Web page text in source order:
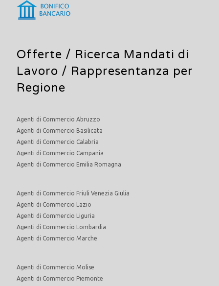
Offerte / Ricerca Mandati di
Lavoro / Rappresentanza per
Regione
Agenti di Commercio Abruzzo
Agenti di Commercio Basilicata
Agenti di Commercio Calabria
Agenti di Commercio Campania
Agenti di Commercio Emilia Romagna
Agenti di Commercio Friuli Venezia Giulia
Agenti di Commercio Lazio
Agenti di Commercio Liguria
Agenti di Commercio Lombardia
Agenti di Commercio Marche
Agenti di Commercio Molise
Agenti di Commercio Piemonte